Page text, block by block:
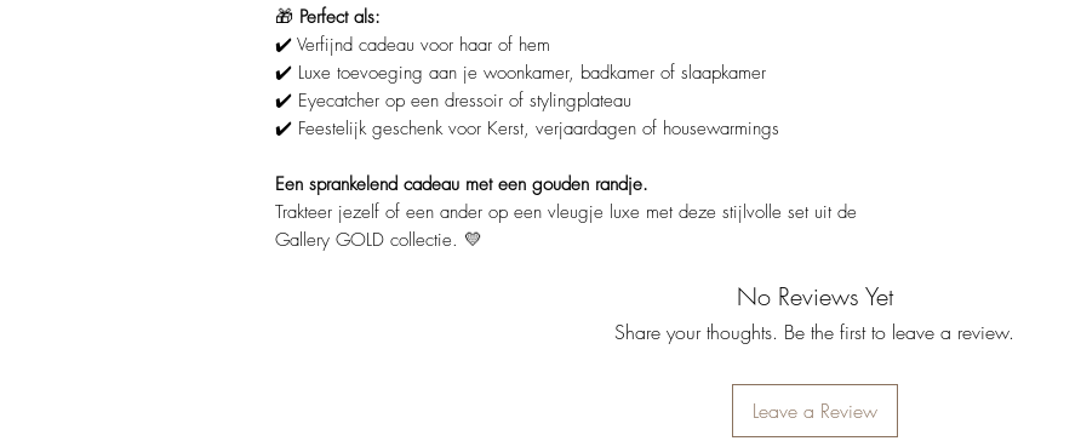
🎁 Perfect als:
✔️ Verfijnd cadeau voor haar of hem
✔️ Luxe toevoeging aan je woonkamer, badkamer of slaapkamer
✔️ Eyecatcher op een dressoir of stylingplateau
✔️ Feestelijk geschenk voor Kerst, verjaardagen of housewarmings
Een sprankelend cadeau met een gouden randje.
Trakteer jezelf of een ander op een vleugje luxe met deze stijlvolle set uit de
Gallery GOLD collectie. 💛
No Reviews Yet
Share your thoughts. Be the first to leave a review.
Leave a Review